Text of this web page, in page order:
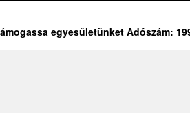
egyesületünket Adószám: